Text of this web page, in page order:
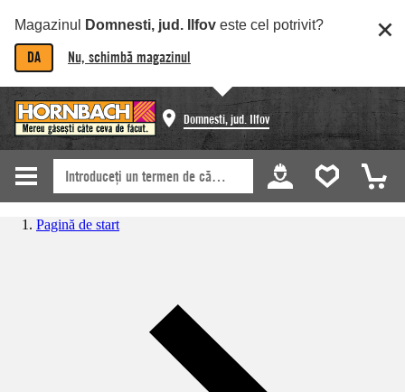
Magazinul Domnesti, jud. Ilfov este cel potrivit?
DA Nu, schimbă magazinul
Domnesti, jud. Ilfov
Pagină de start